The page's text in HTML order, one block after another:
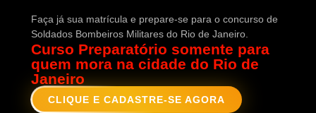
Faça já sua matrícula e prepare-se para o concurso de
Soldados Bombeiros Militares do Rio de Janeiro.
Curso Preparatório somente para
quem mora na cidade do Rio de
Janeiro
CLIQUE E CADASTRE-SE AGORA